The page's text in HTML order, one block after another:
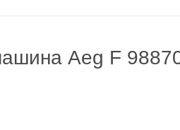
Aeg F